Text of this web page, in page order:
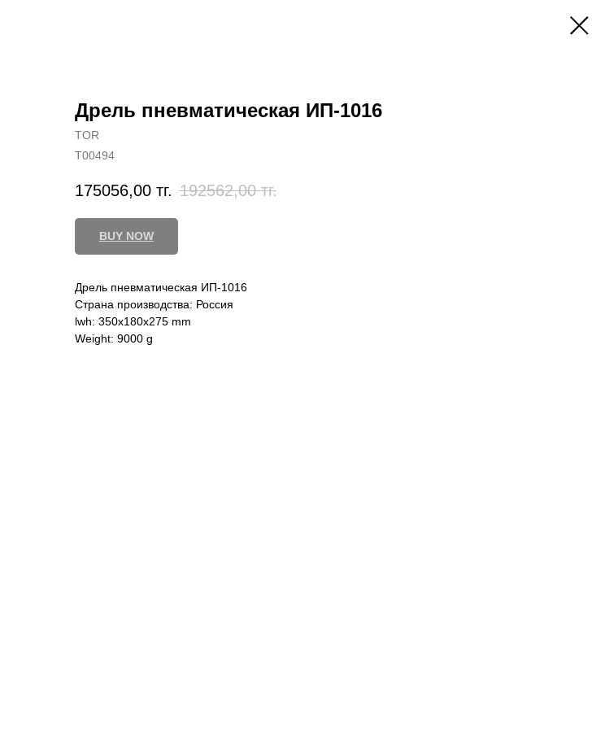
Дрель пневматическая ИП-1016
TOR
T00494
175056,00 тг. 192562,00 тг.
BUY NOW
Дрель пневматическая ИП-1016
Страна производства: Россия
lwh: 350x180x275 mm
Weight: 9000 g